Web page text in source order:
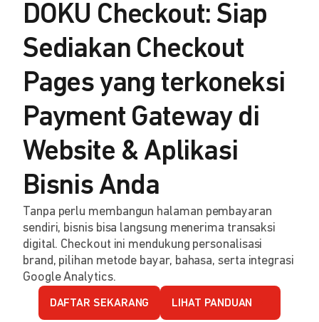
DOKU Checkout: Siap
Sediakan Checkout
Pages yang terkoneksi
Payment Gateway di
Website & Aplikasi
Bisnis Anda
Tanpa perlu membangun halaman pembayaran
sendiri, bisnis bisa langsung menerima transaksi
digital. Checkout ini mendukung personalisasi
brand, pilihan metode bayar, bahasa, serta integrasi
Google Analytics.
DAFTAR SEKARANG LIHAT PANDUAN